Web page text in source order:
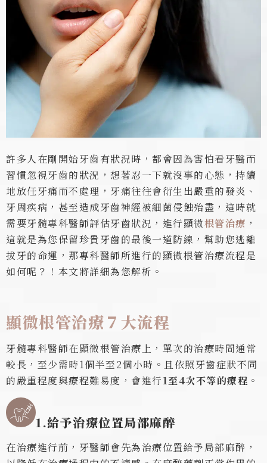
許多人在剛開始牙齒有狀況時，都會因為害怕看牙醫而
習慣忽視牙齒的狀況，想著忍一下就沒事的心態，持續
地放任牙痛而不處理，牙痛往往會衍生出嚴重的發炎、
牙周疾病，甚至造成牙齒神經被細菌侵蝕殆盡，這時就
需要牙髓專科醫師評估牙齒狀況，進行顯微根管治療 ，
這就是為您保留珍貴牙齒的最後一道防線，幫助您逃離
拔牙的命運，那專科醫師所進行的顯微根管治療流程是
如何呢？！本文將詳細為您解析。
顯微根管治療７大流程
牙髓專科醫師在顯微根管治療上，單次的治療時間通常
較長，至少需時1個半至2個小時。且依照牙齒症狀不同
的嚴重程度與療程難易度，會進行1至4次不等的療程 。
1.給予治療位置局部麻醉
在治療進行前，牙醫師會先為治療位置給予局部麻醉，